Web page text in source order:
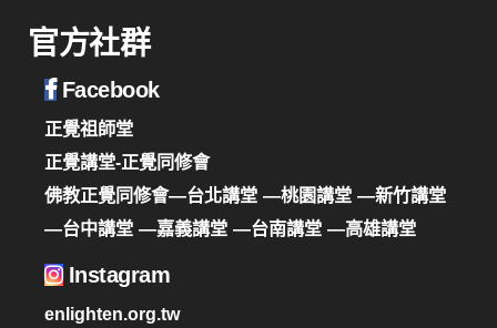
官方社群
Facebook
正覺祖師堂
正覺講堂-正覺同修會
佛教正覺同修會—台北講堂 —桃園講堂 —新竹講堂
—台中講堂 —嘉義講堂 —台南講堂 —高雄講堂
Instagram
enlighten.org.tw